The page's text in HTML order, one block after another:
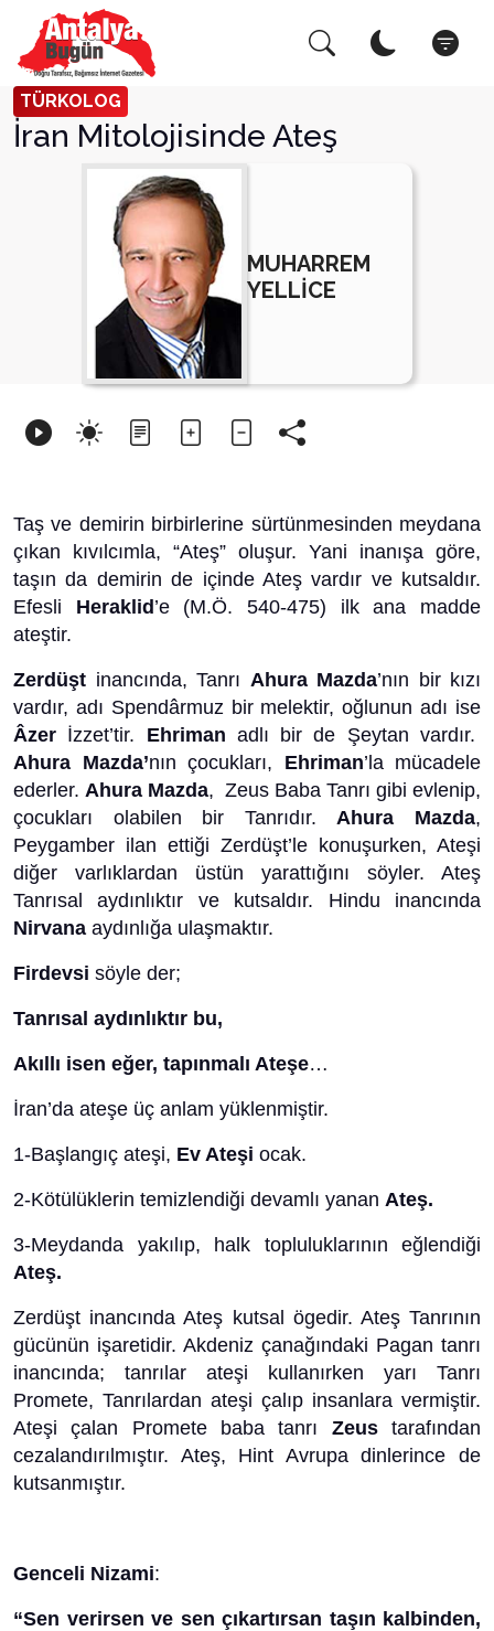
TÜRKOLOG
İran Mitolojisinde Ateş
MUHARREM
YELLİCE
Taş ve demirin birbirlerine sürtünmesinden meydana
çıkan kıvılcımla, “Ateş” oluşur. Yani inanışa göre,
taşın da demirin de içinde Ateş vardır ve kutsaldır.
Efesli Heraklid ’e (M.Ö. 540-475) ilk ana madde
ateştir.
Zerdüşt inancında, Tanrı Ahura Mazda’nın bir kızı
vardır, adı Spendârmuz bir melektir, oğlunun adı ise
Âzer İzzet’tir. Ehriman adlı bir de Şeytan vardır.
Ahura Mazda’nın çocukları, Ehriman’la mücadele
ederler. Ahura Mazda, Zeus Baba Tanrı gibi evlenip,
çocukları olabilen bir Tanrıdır.Ahura Mazda,
Peygamber ilan ettiği Zerdüşt’le konuşurken, Ateşi
diğer varlıklardan üstün yarattığını söyler. Ateş
Tanrısal aydınlıktır ve kutsaldır. Hindu inancında
Nirvana aydınlığa ulaşmaktır.
Firdevsi söyle der;
Tanrısal aydınlıktır bu,
Akıllı isen eğer, tapınmalı Ateşe…
İran’da ateşe üç anlam yüklenmiştir.
1-Başlangıç ateşi, Ev Ateşi ocak.
2-Kötülüklerin temizlendiği devamlı yanan Ateş.
3-Meydanda yakılıp, halk topluluklarının eğlendiği
Ateş.
Zerdüşt inancında Ateş kutsal ögedir. Ateş Tanrının
gücünün işaretidir. Akdeniz çanağındaki Pagan tanrı
inancında; tanrılar ateşi kullanırken yarı Tanrı
Promete, Tanrılardan ateşi çalıp insanlara vermiştir.
Ateşi çalan Promete baba tanrı Zeustarafından
cezalandırılmıştır. Ateş, Hint Avrupa dinlerince de
kutsanmıştır.
Genceli Nizami:
“Sen verirsen ve sen çıkartırsan taşın kalbinden,
Arama Yap! Kapat